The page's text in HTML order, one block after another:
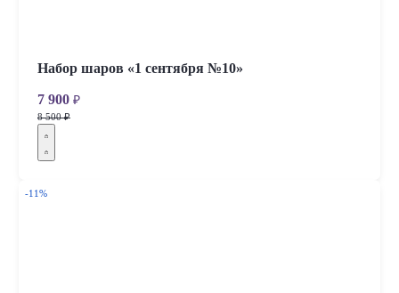
Набор шаров «1 сентября №10»
7 900 ₽
8 500 ₽
-11%